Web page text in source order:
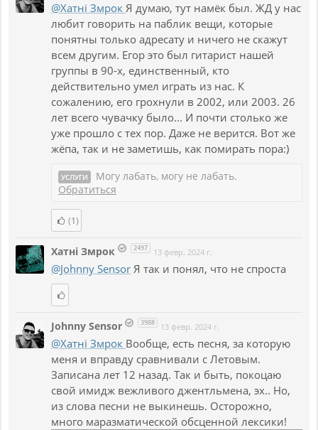
@Хатнi Змрок Я думаю, тут намёк был. ЖД у нас
любит говорить на паблик вещи, которые
понятны только адресату и ничего не скажут
всем другим. Егор это был гитарист нашей
группы в 90-х, единственный, кто
действительно умел играть из нас. К
сожалению, его грохнули в 2002, или 2003. 26
лет всего чувачку было... И почти столько же
уже прошло с тех пор. Даже не верится. Вот же
жёпа, так и не заметишь, как помирать пора:)
УСЛУГИ
Могу лабать, могу не лабать.
Обратиться
(1)
Хатнi Змрок 2497 13 февр. 2024 г.
@Johnny Sensor Я так и понял, что не спроста
Johnny Sensor 3988 13 февр. 2024 г.
@Хатнi Змрок Вообще, есть песня, за которую
меня и вправду сравнивали с Летовым.
Записана лет 12 назад. Так и быть, покоцаю
свой имидж вежливого джентльмена, эх.. Но,
из слова песни не выкинешь. Осторожно,
много маразматической обсценной лексики!